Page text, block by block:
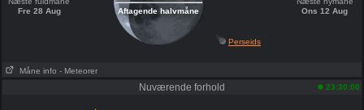
Fre 28 Aug
Aftagende halvmåne
Ons 12 Aug
Perseids
Måne info - Meteorer
Nuværende forhold 23:30:00